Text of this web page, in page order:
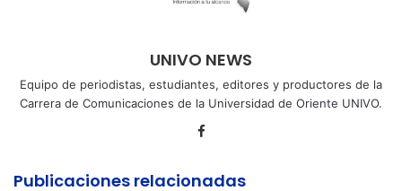
UNIVO NEWS
Equipo de periodistas, estudiantes, editores y productores de la
Carrera de Comunicaciones de la Universidad de Oriente UNIVO.
Facebook
Publicaciones relacionadas